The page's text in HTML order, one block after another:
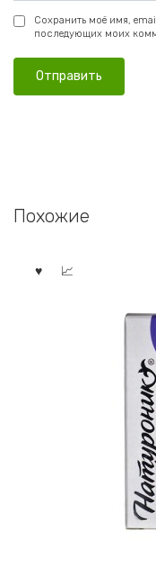
Сохранить моё имя,
последующих моих
Похожие